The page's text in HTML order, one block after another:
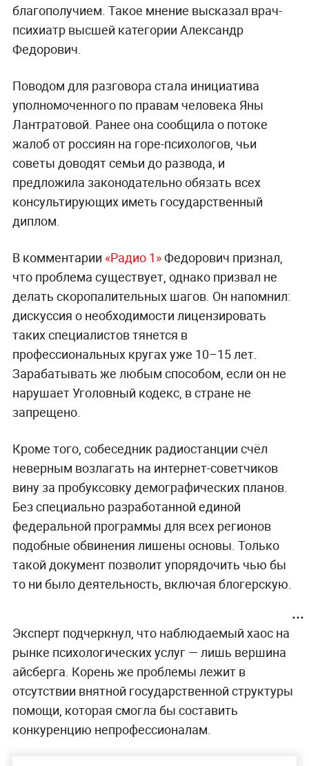
благополучием. Такое мнение высказал врач-
психиатр высшей категории Александр
Федорович.
Поводом для разговора стала инициатива
уполномоченного по правам человека Яны
Лантратовой. Ранее она сообщила о потоке
жалоб от россиян на горе-психологов, чьи
советы доводят семьи до развода, и
предложила законодательно обязать всех
консультирующих иметь государственный
диплом.
В комментарии «Радио 1»Федорович признал,
что проблема существует, однако призвал не
делать скоропалительных шагов. Он напомнил:
дискуссия о необходимости лицензировать
таких специалистов тянется в
профессиональных кругах уже 10–15 лет.
Зарабатывать же любым способом, если он не
нарушает Уголовный кодекс, в стране не
запрещено.
Кроме того, собеседник радиостанции счёл
неверным возлагать на интернет-советчиков
вину за пробуксовку демографических планов.
Без специально разработанной единой
федеральной программы для всех регионов
подобные обвинения лишены основы. Только
такой документ позволит упорядочить чью бы
то ни было деятельность, включая блогерскую.
Эксперт подчеркнул, что наблюдаемый хаос на
рынке психологических услуг — лишь вершина
айсберга. Корень же проблемы лежит в
отсутствии внятной государственной структуры
помощи, которая смогла бы составить
конкуренцию непрофессионалам.